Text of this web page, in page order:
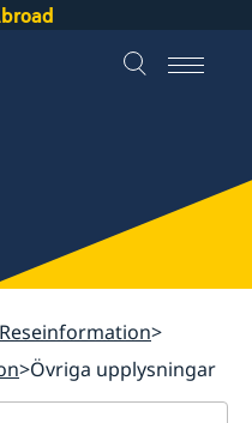
Reseinformation
Övriga upplysningar